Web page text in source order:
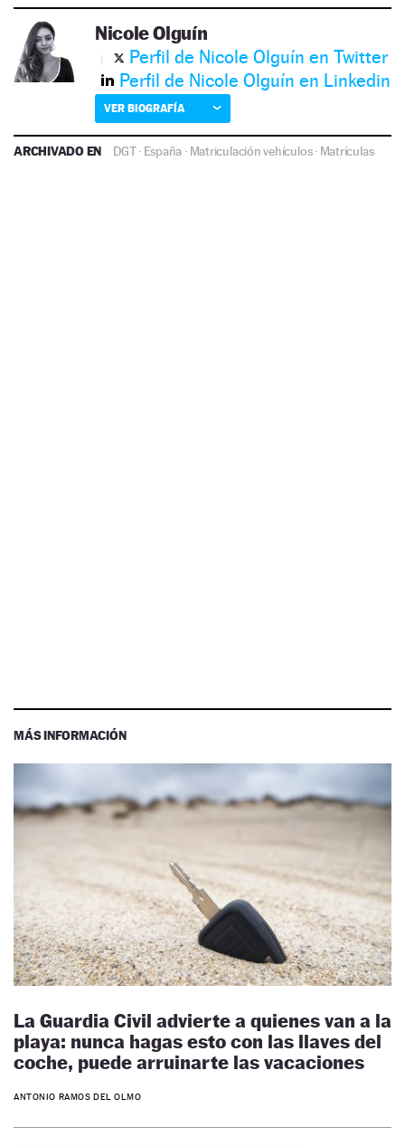
Nicole Olguín
Perfil de Nicole Olguín en Twitter
Perfil de Nicole Olguín en Linkedin
VER BIOGRAFÍA
ARCHIVADO EN DGT· España · Matriculación vehículos· Matrículas
MÁS INFORMACIÓN
La Guardia Civil advierte a quienes van a la
playa: nunca hagas esto con las llaves del
coche, puede arruinarte las vacaciones
ANTONIO RAMOS DEL OLMO